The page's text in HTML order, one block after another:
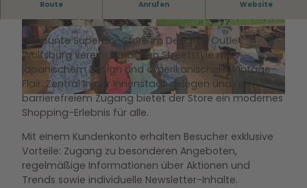
©CC0
CC0 © CC0
Route Anrufen Website
der auffällt.
Der bunte Superdry-Store im Designer Outlet
Wolfsburg vereint britischen Streetstyle mit
japanischem Design und amerikanischem Vintage-
Flair. Zentral in der Innenstadt gelegen und mit
barrierefreiem Zugang bietet der Store ein modernes
Shopping-Erlebnis für alle.
Mit einem Kundenkonto erhalten Besucher exklusive
Vorteile: Zugang zu besonderen Angeboten,
regelmäßige Informationen über Aktionen und
Trends sowie individuelle Newsletter-Inhalte.